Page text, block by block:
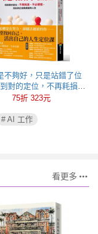
不夠好，只是站錯了位
對的定位，不再耗損、
撐，活出真正自我成就的
75折 323元
# AI 工作
看更多